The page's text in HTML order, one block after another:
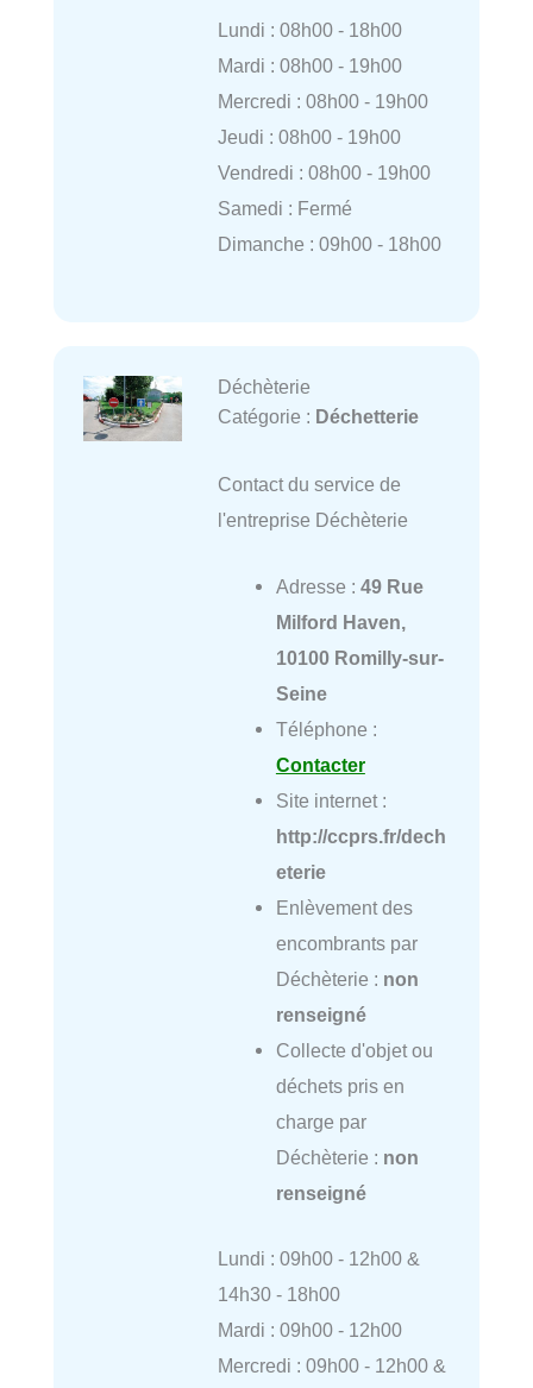
Lundi : 08h00 - 18h00
Mardi : 08h00 - 19h00
Mercredi : 08h00 - 19h00
Jeudi : 08h00 - 19h00
Vendredi : 08h00 - 19h00
Samedi : Fermé
Dimanche : 09h00 - 18h00
Déchèterie
Catégorie : Déchetterie
Contact du service de
l'entreprise Déchèterie
Adresse : 49 Rue
Milford Haven,
10100 Romilly-sur-
Seine
Téléphone :
Contacter
Site internet :
http://ccprs.fr/dech
eterie
Enlèvement des
encombrants par
Déchèterie : non
renseigné
Collecte d'objet ou
déchets pris en
charge par
Déchèterie : non
renseigné
Lundi : 09h00 - 12h00 &
14h30 - 18h00
Mardi : 09h00 - 12h00
Mercredi : 09h00 - 12h00 &